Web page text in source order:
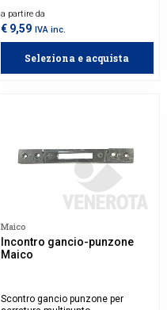
a partire da
€ 9,59 IVA inc.
Seleziona e acquista
Maico
Incontro gancio-punzone
Maico
Scontro gancio punzone per